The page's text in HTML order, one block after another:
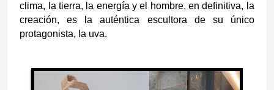
clima, la tierra, la energía y el hombre, en definitiva, la
creación, es la auténtica escultora de su único
protagonista, la uva.